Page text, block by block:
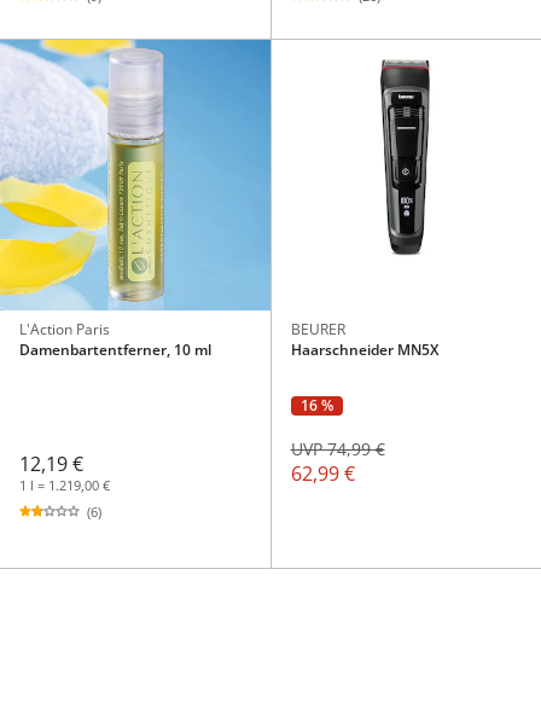
L'Action Paris
Damenbartentferner, 10 ml
12,19 €
1 l = 1.219,00 €
(6)
BEURER
Haarschneider MN5X
16 %
62,99 €
UVP 74,99 €